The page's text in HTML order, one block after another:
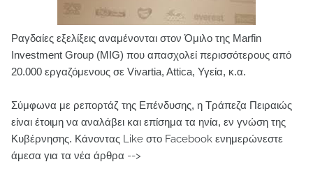
Ραγδαίες εξελίξεις αναμένονται στον Όμιλο της Marfin
Investment Group (MIG) που απασχολεί περισσότερους από
20.000 εργαζόμενους σε Vivartia, Attica, Υγεία, κ.α.
Σύμφωνα με ρεπορτάζ της Επένδυσης, η Τράπεζα Πειραιώς
είναι έτοιμη να αναλάβει και επίσημα τα ηνία, εν γνώση της
Κυβέρνησης. Κάνοντας Like στο Facebook ενημερώνεστε
άμεσα για τα νέα άρθρα -->